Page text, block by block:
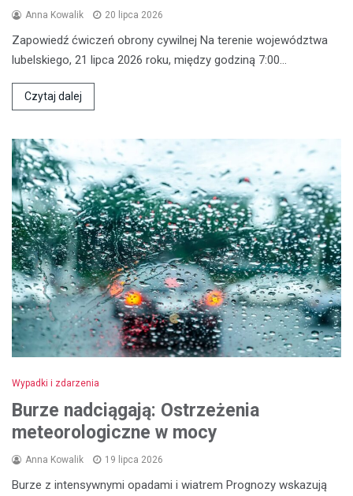
Anna Kowalik 20 lipca 2026
Zapowiedź ćwiczeń obrony cywilnej Na terenie województwa
lubelskiego, 21 lipca 2026 roku, między godziną 7:00…
Czytaj dalej
Wypadki i zdarzenia
Burze nadciągają: Ostrzeżenia
meteorologiczne w mocy
Anna Kowalik 19 lipca 2026
Burze z intensywnymi opadami i wiatrem Prognozy wskazują